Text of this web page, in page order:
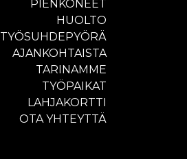
PIENKONEET
HUOLTO
TYÖSUHDEPYÖRÄ
AJANKOHTAISTA
TARINAMME
TYÖPAIKAT
LAHJAKORTTI
OTA YHTEYTTÄ